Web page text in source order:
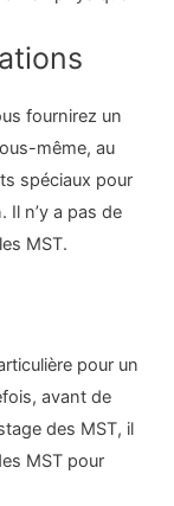
fournirez un
même, au
spéciaux pour
Il n’y a pas de
MST.
pour un
avant de
des MST, il
MST pour